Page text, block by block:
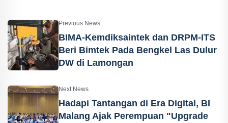
Previous News
BIMA-Kemdiksaintek dan DRPM-ITS
Beri Bimtek Pada Bengkel Las Dulur
DW di Lamongan
Next News
Hadapi Tantangan di Era Digital, BI
Malang Ajak Perempuan "Upgrade